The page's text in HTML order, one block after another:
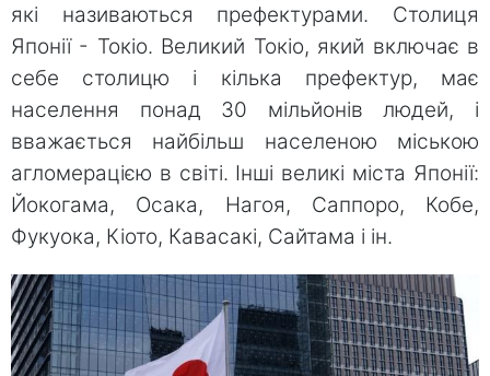
які називаються префектурами. Столиця
Японії - Токіо. Великий Токіо, який включає в
себе столицю і кілька префектур, має
населення понад 30 мільйонів людей, і
вважається найбільш населеною міською
агломерацією в світі. Інші великі міста Японії:
Йокогама, Осака, Нагоя, Саппоро, Кобе,
Фукуока, Кіото, Кавасакі, Сайтама і ін.